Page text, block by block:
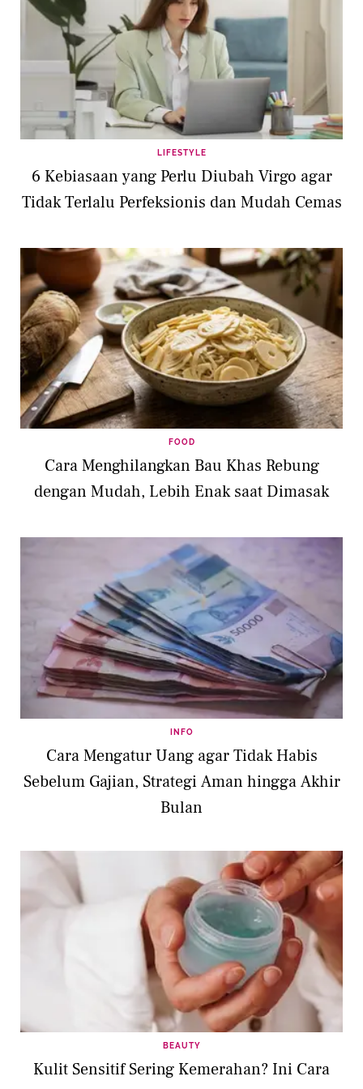
wajah panjang, hijab dengan model agak
longgar dapat menciptakan keseimbangan
yang lebih baik.
LIFESTYLE
6 Kebiasaan yang Perlu Diubah Virgo agar
Tidak Terlalu Perfeksionis dan Mudah Cemas
FOOD
Cara Menghilangkan Bau Khas Rebung
dengan Mudah, Lebih Enak saat Dimasak
INFO
Cara Mengatur Uang agar Tidak Habis
Sebelum Gajian, Strategi Aman hingga Akhir
Bulan
BEAUTY
Kulit Sensitif Sering Kemerahan? Ini Cara